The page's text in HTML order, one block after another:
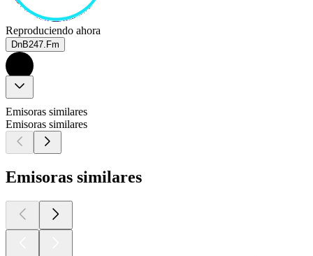
Reproduciendo ahora
DnB247.Fm
Emisoras similares
Emisoras similares
Emisoras similares